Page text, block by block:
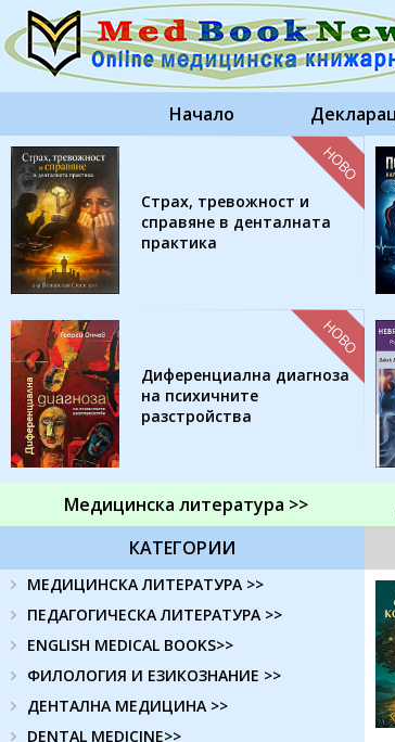
Начало
Страх, тревожност и
справяне в денталната
практика
НОВО
Диференциална диагноза
на психичните
разстройства
НОВО
Медицинска литература >>
КАТЕГОРИИ
МЕДИЦИНСКА ЛИТЕРАТУРА >>
ПЕДАГОГИЧЕСКА ЛИТЕРАТУРА >>
ENGLISH MEDICAL BOOKS>>
ФИЛОЛОГИЯ И ЕЗИКОЗНАНИЕ >>
ДЕНТАЛНА МЕДИЦИНА >>
DENTAL MEDICINE>>